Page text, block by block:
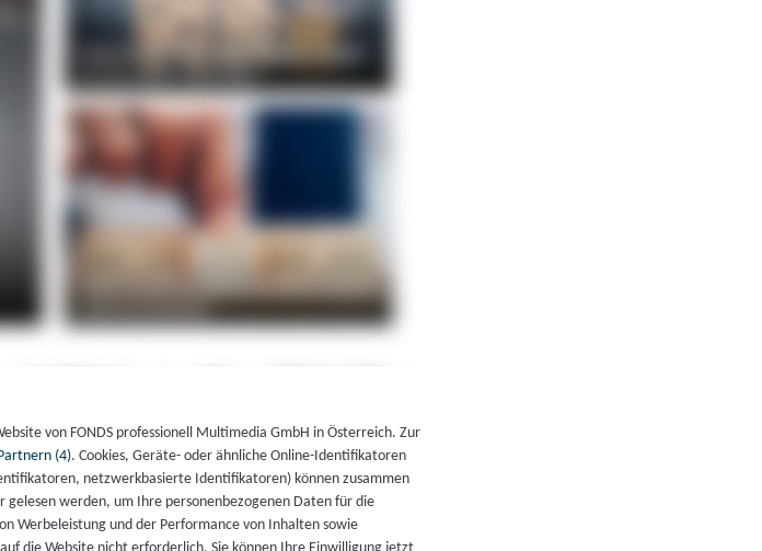
von FONDS professionell Multimedia GmbH in Österreich. Zur
(4). Cookies, Geräte- oder ähnliche Online-Identifikatoren
netzwerkbasierte Identifikatoren) können zusammen
werden, um Ihre personenbezogenen Daten für die
Werbeleistung und der Performance von Inhalten sowie
die Website nicht erforderlich. Sie können Ihre Einwilligung jetzt